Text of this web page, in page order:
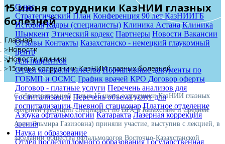
О нас
Стратегический План Конференция 90 лет КазНИИГБ
История Кадры (специалисты) Клиника Астана Клиника
Шымкент Этический кодекс Партнеры Новости Вакансии
Отзывы Контакты Казахстанско - немецкий глаукомный
центр
Для пациентов
Отдел контроля качества Нормативные документы по
ГОБМП и ОСМС График врачей КРО Договор оферты
Договор - платные услуги Перечень анализов для
госпитализации Перечень объема услуг для
госпитализации Дневной стационар Платное отделение
Азбука офтальмологии Катаракта Лазерная коррекция
зрения
Наука и образование
Отдел последипломного образованияГосударственная
15 июня сотрудники КазНИИ глазных
болезней
Главная
Новости
Новости клиники
15 июня сотрудники КазНИИ глазных болезней
С образовательной целью 15 июня сотрудники КазНИИ глазных
болезней (ведущий специалист по ВРХ в Казахстане и Средней
Азии Эльмира Газизовна) приняли участие, выступив с лекцией, в
заседании общества офтальмологов Восточно-Казахстанской